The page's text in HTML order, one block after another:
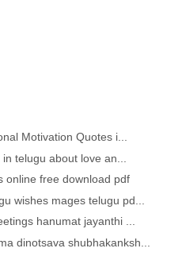
Motivation Quotes i...
telugu about love an...
online free download pdf
wishes mages telugu pd...
hanumat jayanthi ...
dinotsava shubhakanksh...